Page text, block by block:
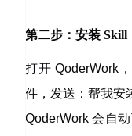
第二步：安装 Skill
打开 QoderWork
件，发送： 帮我安
QoderWork 会自